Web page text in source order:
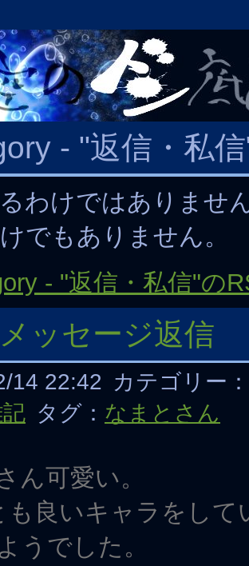
- "返信・私
わけではありませ
でもありません。
- "返信・私信"の
ッセージ返信
14 22:42 カテゴリー：
タグ： なまとさん
ん可愛い。
も良いキャラをして
うでした。